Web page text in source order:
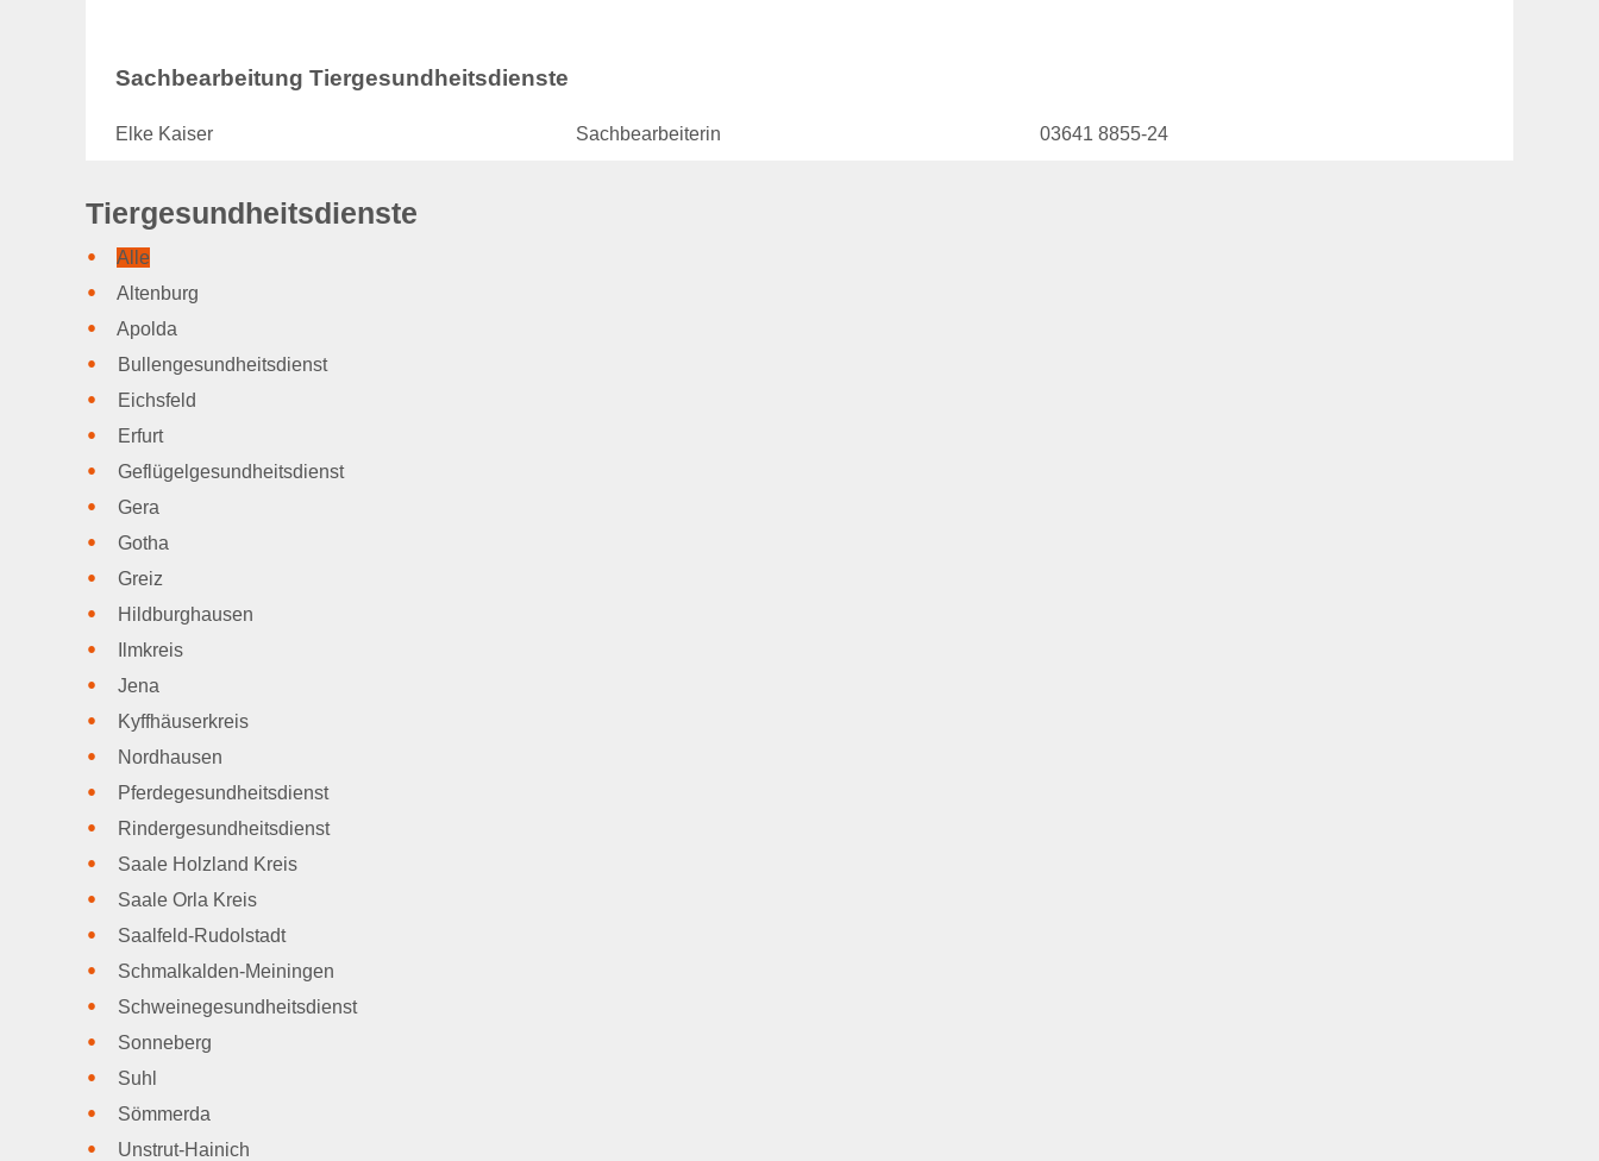
Sachbearbeitung Tiergesundheitsdienste
Elke Kaiser Sachbearbeiterin 03641 8855-24
Tiergesundheitsdienste
Alle
Altenburg
Apolda
Bullengesundheitsdienst
Eichsfeld
Erfurt
Geflügelgesundheitsdienst
Gera
Gotha
Greiz
Hildburghausen
Ilmkreis
Jena
Kyffhäuserkreis
Nordhausen
Pferdegesundheitsdienst
Rindergesundheitsdienst
Saale Holzland Kreis
Saale Orla Kreis
Saalfeld-Rudolstadt
Schmalkalden-Meiningen
Schweinegesundheitsdienst
Sonneberg
Suhl
Sömmerda
Unstrut-Hainich